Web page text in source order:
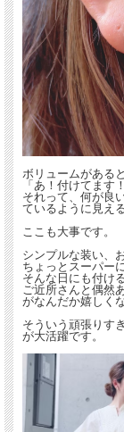
ボリュームがある
「あ！付けてます
それって、何が良
ているように見える
ここも大事です。
シンプルな装い、
ちょっとスーパー
そんな日にも付け
ご近所さんと偶然
がなんだか嬉しく
そういう頑張りす
が大活躍です。